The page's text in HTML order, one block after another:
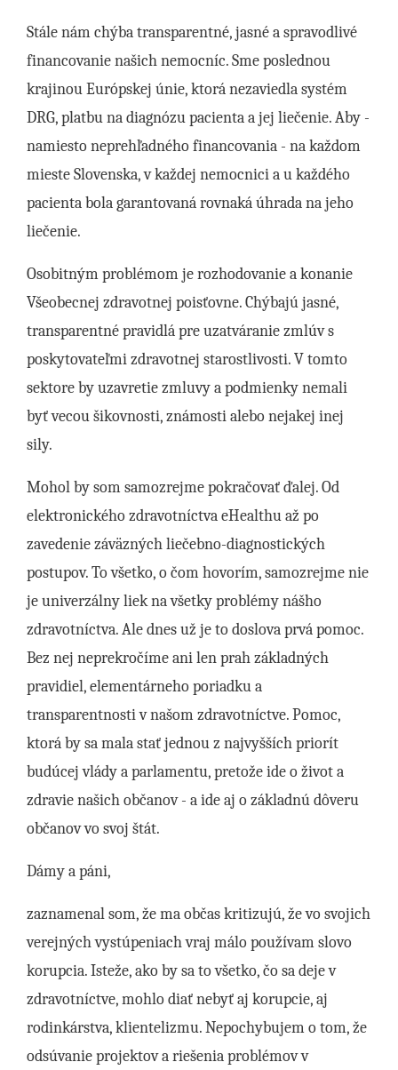
Stále nám chýba transparentné, jasné a spravodlivé
financovanie našich nemocníc. Sme poslednou
krajinou Európskej únie, ktorá nezaviedla systém
DRG, platbu na diagnózu pacienta a jej liečenie. Aby -
namiesto neprehľadného financovania - na každom
mieste Slovenska, v každej nemocnici a u každého
pacienta bola garantovaná rovnaká úhrada na jeho
liečenie.
Osobitným problémom je rozhodovanie a konanie
Všeobecnej zdravotnej poisťovne. Chýbajú jasné,
transparentné pravidlá pre uzatváranie zmlúv s
poskytovateľmi zdravotnej starostlivosti. V tomto
sektore by uzavretie zmluvy a podmienky nemali
byť vecou šikovnosti, známosti alebo nejakej inej
sily.
Mohol by som samozrejme pokračovať ďalej. Od
elektronického zdravotníctva eHealthu až po
zavedenie záväzných liečebno-diagnostických
postupov. To všetko, o čom hovorím, samozrejme nie
je univerzálny liek na všetky problémy nášho
zdravotníctva. Ale dnes už je to doslova prvá pomoc.
Bez nej neprekročíme ani len prah základných
pravidiel, elementárneho poriadku a
transparentnosti v našom zdravotníctve. Pomoc,
ktorá by sa mala stať jednou z najvyšších priorít
budúcej vlády a parlamentu, pretože ide o život a
zdravie našich občanov - a ide aj o základnú dôveru
občanov vo svoj štát.
Dámy a páni,
zaznamenal som, že ma občas kritizujú, že vo svojich
verejných vystúpeniach vraj málo používam slovo
korupcia. Isteže, ako by sa to všetko, čo sa deje v
zdravotníctve, mohlo diať nebyť aj korupcie, aj
rodinkárstva, klientelizmu. Nepochybujem o tom, že
odsúvanie projektov a riešenia problémov v